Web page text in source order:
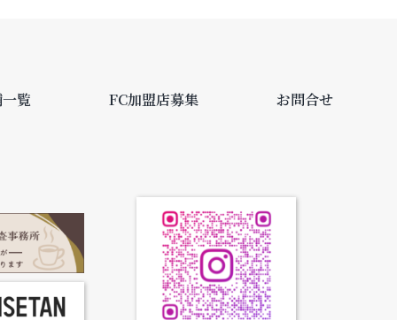
覧 FC加盟店募集 お問合せ